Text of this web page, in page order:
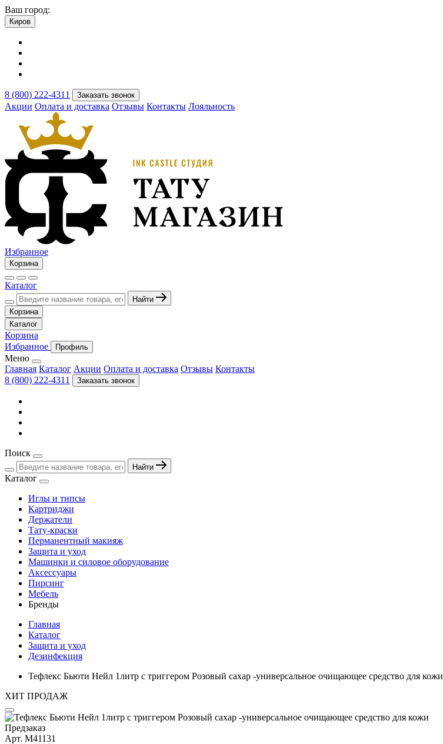
Ваш город:
Киров
8 (800) 222-4311 Заказать звонок
Акции Оплата и доставка Отзывы Контакты Лояльность
Избранное
Корзина
Каталог
Найти
Корзина
Каталог
Корзина
Избранное
Профиль
Меню
Главная Каталог Акции Оплата и доставка Отзывы Контакты
8 (800) 222-4311
Заказать звонок
Поиск
Найти
Каталог
Иглы и типсы
Картриджи
Держатели
Тату-краски
Перманентный макияж
Защита и уход
Машинки и силовое оборудование
Аксессуары
Пирсинг
Мебель
Бренды
Главная
Каталог
Защита и уход
Дезинфекция
Тефлекс Бьюти Нейл 1литр с триггером Розовый сахар -универсальное очищающее средство для кожи
ХИТ ПРОДАЖ
Предзаказ
Арт. М41131